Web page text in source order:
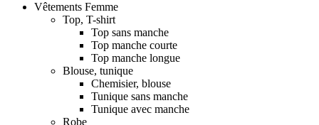
Vêtements Femme
Top, T-shirt
Top sans manche
Top manche courte
Top manche longue
Blouse, tunique
Chemisier, blouse
Tunique sans manche
Tunique avec manche
Robe